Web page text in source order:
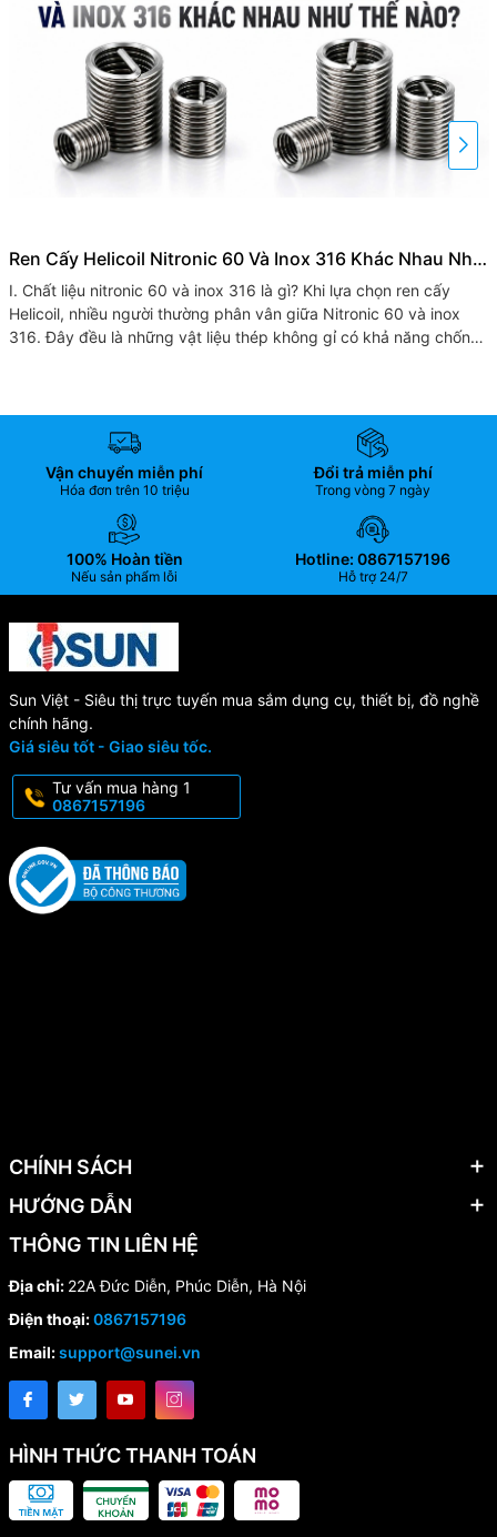
Ren Cấy Helicoil Nitronic 60 Và Inox 316 Khác Nhau Như
Thế Nào?
I. Chất liệu nitronic 60 và inox 316 là gì? Khi lựa chọn ren cấy
Helicoil, nhiều người thường phân vân giữa Nitronic 60 và inox
316. Đây đều là những vật liệu thép không gỉ có khả năng chống
Vận chuyển miễn phí
Hóa đơn trên 10 triệu
Đổi trả miễn phí
Trong vòng 7 ngày
100% Hoàn tiền
Nếu sản phẩm lỗi
Hotline: 0867157196
Hỗ trợ 24/7
Sun Việt - Siêu thị trực tuyến mua sắm dụng cụ, thiết bị, đồ nghề
chính hãng.
Giá siêu tốt - Giao siêu tốc.
Tư vấn mua hàng 1
0867157196
CHÍNH SÁCH
HƯỚNG DẪN
THÔNG TIN LIÊN HỆ
Địa chỉ: 22A Đức Diễn, Phúc Diễn, Hà Nội
Điện thoại:0867157196
Email:support@sunei.vn
HÌNH THỨC THANH TOÁN